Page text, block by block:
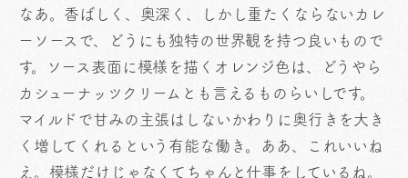
なあ。香ばしく、奥深く、しかし重たくならないカレ
ーソースで、どうにも独特の世界観を持つ良いもので
す。ソース表面に模様を描くオレンジ色は、どうやら
カシューナッツクリームとも言えるものらいしです。
マイルドで甘みの主張はしないかわりに奥行きを大き
く増してくれるという有能な働き。ああ、これいいね
え。模様だけじゃなくてちゃんと仕事をしているね。